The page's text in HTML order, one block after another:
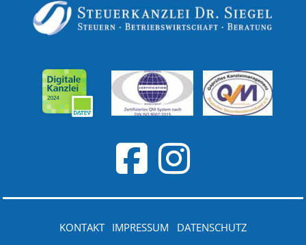
KONTAKT IMPRESSUM DATENSCHUTZ